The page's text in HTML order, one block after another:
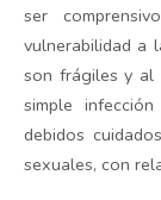
ser
vulnerabilidad a
son frágiles y al
simple
debidos
sexuales, con